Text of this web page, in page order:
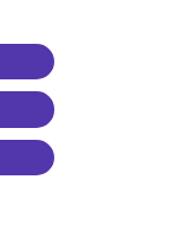
Hinweise